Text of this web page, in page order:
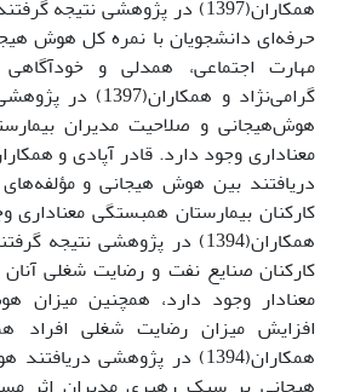
همکاران(1397) در پژوهشی
حرفه‌ای دانشجویان با نمره کل هوش
مهارت اجتماعی، همدلی و
گرامی‌نژاد و
هوش‌هیجانی و صلاحیت مدیران
دریافتند بین هوش هیجانی و
کارکنان بیمارستان همبستگی معناداری
همکاران(1394) در پژوهشی
کارکنان صنایع نفت و رضایت شغلی
معنادار وجود دارد، همچنین میزان
افزایش میزان رضایت شغلی افراد
همکاران(1394) در پژوهشی